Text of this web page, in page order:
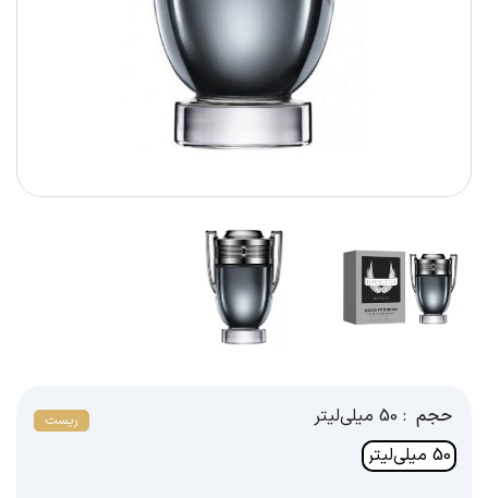
حجم : 50 میلی‌لیتر
50 میلی‌لیتر
ریست